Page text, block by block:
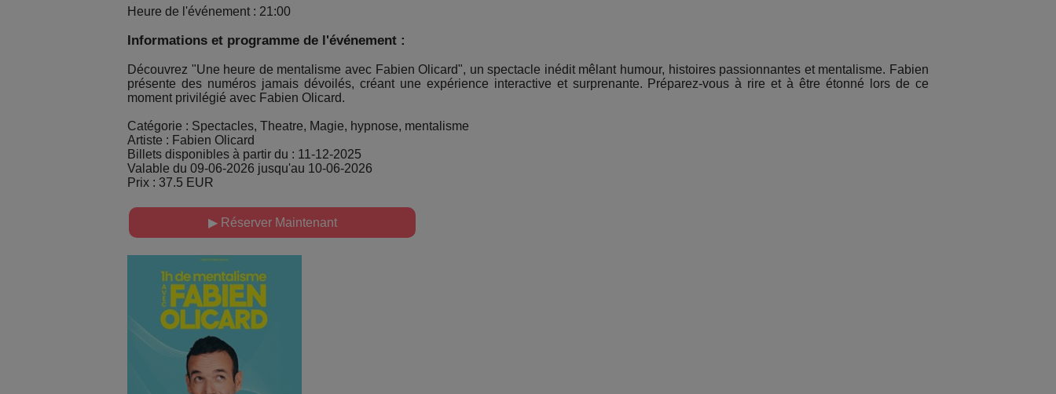
Heure de l'événement : 21:00
Informations et programme de l'événement :
Découvrez "Une heure de mentalisme avec Fabien Olicard", un spectacle inédit mêlant humour, histoires passionnantes et mentalisme. Fabien
présente des numéros jamais dévoilés, créant une expérience interactive et surprenante. Préparez-vous à rire et à être étonné lors de ce
moment privilégié avec Fabien Olicard.
Catégorie : Spectacles, Theatre, Magie, hypnose, mentalisme
Artiste : Fabien Olicard
Billets disponibles à partir du : 11-12-2025
Valable du 09-06-2026 jusqu'au 10-06-2026
Prix : 37.5 EUR
▶ Réserver Maintenant